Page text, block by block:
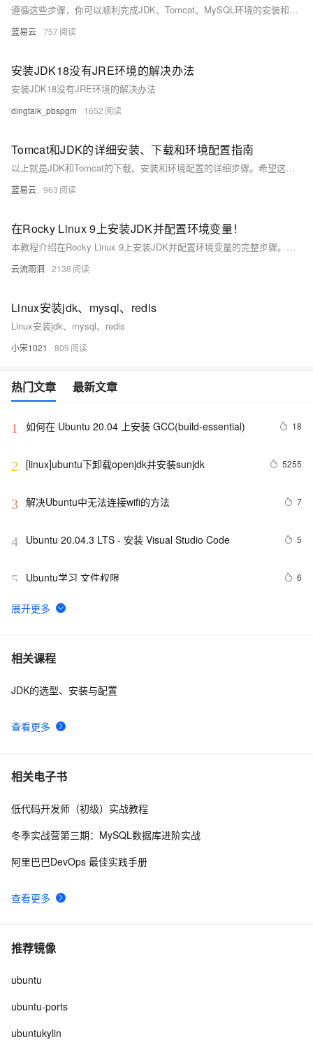
遵循这些步骤，你可以顺利完成JDK、Tomcat、MySQL环境的安装和配置，并在Linux下更改后端端口。祝你顺利！
蓝易云 757
安装JDK18没有JRE环境的解决办法
安装JDK18没有JRE环境的解决办法
dingtalk_pbspgm 1652
Tomcat和JDK的详细安装、下载和环境配置指南
以上就是JDK和Tomcat的下载、安装和环境配置的详细步骤。希望这个指南能帮助你顺利完成设置。
蓝易云 963
在Rocky Linux 9上安装JDK并配置环境变量！
本教程介绍在Rocky Linux 9上安装JDK并配置环境变量的完整步骤。首先更新系统，清理旧版本JDK相关包及残留文件，确保环境干净。接着搜索并安装所需版本的JDK（如OpenJDK 17），验证安装是否成功。然后查找JDK安装路径，配置全局环境变量`JAVA_HOME`和`PATH`，最后验证环境变量设置。按照此流程操作，可顺利完成Java开发环境搭建，支持多版本切换（如JDK 8/11/17）。生产环境请谨慎操作，避免影响现有服务。
云流雨洄 2138
Linux安装jdk、mysql、redis
Linux安装jdk、mysql、redis
小宋1021 809
热门文章 最新文章
1 如何在 Ubuntu 20.04 上安装 GCC(build-essential) 18
2 [linux]ubuntu下卸载openjdk并安装sunjdk 5255
3 解决Ubuntu中无法连接wifi的方法 7
4 Ubuntu 20.04.3 LTS - 安装 Visual Studio Code 5
5 Ubuntu学习 文件权限 6
6 在Ubuntu平台搭建RTMP直播服务器使用SRS简要指南
7 ubuntu22/20 安装macos 主题桌面
8 Ubuntu Touch将支持用户数据加密：目前暂无时间表
9 Mysql8.0在Ubuntu安装
10
相关课程
查看更多
JDK的选型、安装与配置
相关电子书
查看更多
低代码开发师（初级）实战教程
冬季实战营第三期：MySQL数据库进阶实战
阿里巴巴DevOps 最佳实践手册
推荐镜像
ubuntu
ubuntu-ports
ubuntukylin